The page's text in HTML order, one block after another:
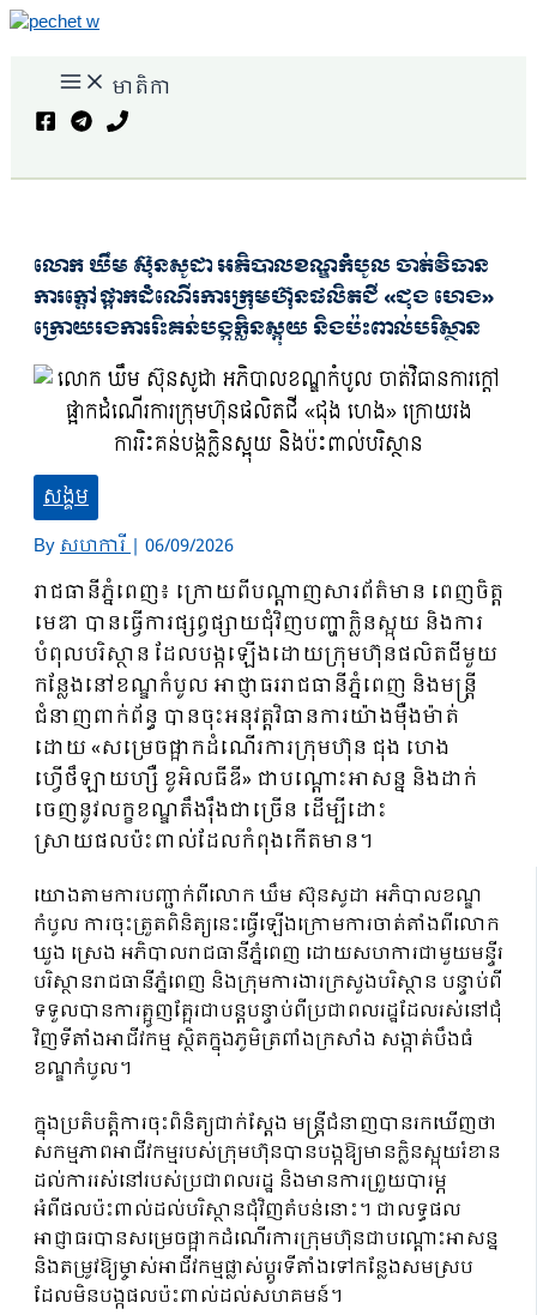
Skip
content
មាតិកា
លោក ឃឹម ស៊ុនសូដា អភិបាលខណ្ឌកំបូល ចាត់វិធាន
ការក្តៅ ផ្អាកដំណើរការក្រុមហ៊ុនផលិតជី «ជុង ហេង»
ក្រោយរងការរិះគន់បង្កក្លិនស្អុយ និងប៉ះពាល់បរិស្ថាន
សង្គម
Byសហការី| 06/09/2026
រាជធានីភ្នំពេញ៖ ក្រោយពីបណ្ដាញសារព័ត៌មាន ពេញចិត្ត
មេឌា បានធ្វើការផ្សព្វផ្សាយជុំវិញបញ្ហាក្លិនស្អុយ និងការ
បំពុលបរិស្ថាន ដែលបង្កឡើងដោយក្រុមហ៊ុនផលិតជីមួយ
កន្លែងនៅខណ្ឌកំបូល អាជ្ញាធររាជធានីភ្នំពេញ និងមន្ត្រី
ជំនាញពាក់ព័ន្ធ បានចុះអនុវត្តវិធានការយ៉ាងម៉ឺងម៉ាត់
ដោយ «សម្រេចផ្អាកដំណើរការក្រុមហ៊ុន ជុង ហេង
ហ្វើថឹឡាយហ្សឺ ខូអិលធីឌី» ជាបណ្តោះអាសន្ន និងដាក់
ចេញនូវលក្ខខណ្ឌតឹងរ៉ឹងជាច្រើន ដើម្បីដោះ
ស្រាយផលប៉ះពាល់ដែលកំពុងកើតមាន។
យោងតាមការបញ្ជាក់ពីលោក ឃឹម ស៊ុនសូដា អភិបាលខណ្ឌ
កំបូល ការចុះត្រួតពិនិត្យនេះធ្វើឡើងក្រោមការចាត់តាំងពីលោក
ឃួង ស្រេង អភិបាលរាជធានីភ្នំពេញ ដោយសហការជាមួយមន្ទីរ
បរិស្ថានរាជធានីភ្នំពេញ និងក្រុមការងារក្រសួងបរិស្ថាន បន្ទាប់ពី
ទទួលបានការត្អូញត្អែរជាបន្តបន្ទាប់ពីប្រជាពលរដ្ឋដែលរស់នៅជុំ
វិញទីតាំងអាជីវកម្ម ស្ថិតក្នុងភូមិត្រពាំងក្រសាំង សង្កាត់បឹងធំ
ខណ្ឌកំបូល។
ក្នុងប្រតិបត្តិការចុះពិនិត្យជាក់ស្តែង មន្ត្រីជំនាញបានរកឃើញថា
សកម្មភាពអាជីវកម្មរបស់ក្រុមហ៊ុនបានបង្កឱ្យមានក្លិនស្អុយរំខាន
ដល់ការរស់នៅរបស់ប្រជាពលរដ្ឋ និងមានការព្រួយបារម្ភ
អំពីផលប៉ះពាល់ដល់បរិស្ថានជុំវិញតំបន់នោះ។ ជាលទ្ធផល
អាជ្ញាធរបានសម្រេចផ្អាកដំណើរការក្រុមហ៊ុនជាបណ្តោះអាសន្ន
និងតម្រូវឱ្យម្ចាស់អាជីវកម្មផ្លាស់ប្តូរទីតាំងទៅកន្លែងសមស្រប
ដែលមិនបង្កផលប៉ះពាល់ដល់សហគមន៍។